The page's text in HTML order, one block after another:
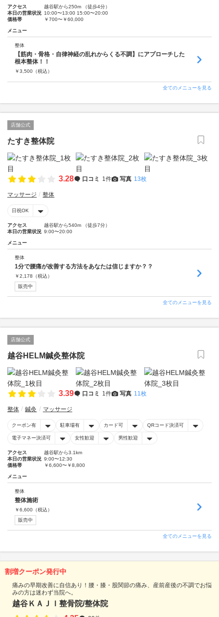
アクセス
越谷駅から250m （徒歩4分）
本日の営業状況 10:00〜13:00 15:00〜20:00
価格帯
￥700〜￥60,000
メニュー
整体
【筋肉・骨格・自律神経の乱れからくる不調】にアプローチした
根本整体！！
￥3,500 （税込）
全てのメニューを見る
店舗公式
たすき整体院
3.28 口コミ 1件 写真 13枚
マッサージ 整体
日祝OK
アクセス
越谷駅から540m （徒歩7分）
本日の営業状況 9:00〜20:00
メニュー
整体
1分で腰痛が改善する方法をあなたは信じますか？？
￥2,178 （税込）
販売中
全てのメニューを見る
店舗公式
越谷HELM鍼灸整体院
3.39 口コミ 1件 写真 11枚
整体 鍼灸 マッサージ
クーポン有 駐車場有 カード可 QRコード決済可
電子マネー決済可 女性歓迎 男性歓迎
アクセス
越谷駅から3.1km
本日の営業状況 9:00〜12:30
価格帯
￥6,600〜￥8,800
メニュー
整体
整体施術
￥6,600 （税込）
販売中
全てのメニューを見る
割増クーポン発行中
痛みの早期改善に自信あり！腰・膝・股関節の痛み、産前産後の不調でお悩
みの方は迷わず当院へ。
越谷ＫＡＪＩ整骨院/整体院